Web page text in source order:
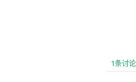
1条讨论